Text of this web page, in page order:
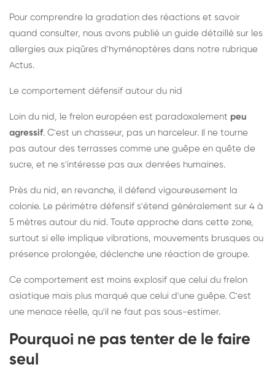
Pour comprendre la gradation des réactions et savoir
quand consulter, nous avons publié un guide détaillé sur les
allergies aux piqûres d'hyménoptères dans notre rubrique
Actus.
Le comportement défensif autour du nid
Loin du nid, le frelon européen est paradoxalement peu
agressif. C'est un chasseur, pas un harceleur. Il ne tourne
pas autour des terrasses comme une guêpe en quête de
sucre, et ne s'intéresse pas aux denrées humaines.
Près du nid, en revanche, il défend vigoureusement la
colonie. Le périmètre défensif s'étend généralement sur 4 à
5 mètres autour du nid. Toute approche dans cette zone,
surtout si elle implique vibrations, mouvements brusques ou
présence prolongée, déclenche une réaction de groupe.
Ce comportement est moins explosif que celui du frelon
asiatique mais plus marqué que celui d'une guêpe. C'est
une menace réelle, qu'il ne faut pas sous-estimer.
Pourquoi ne pas tenter de le faire
seul